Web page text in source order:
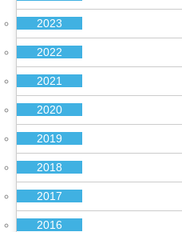
2023
2022
2021
2020
2019
2018
2017
2016